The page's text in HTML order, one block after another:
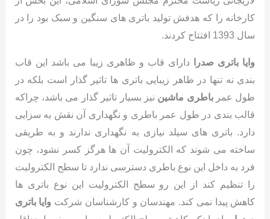
کارخانه را که هدفش تولید باتری های سنگین و سبک بود را در
سال 1393 افتتاح کردند.
وایا باتری صدرا دارای قاب و ظاهری زیبا می باشد این قاب
بندی نه تنها در ظاهر زیبایی باتری ها تاثیر گذار است بلکه در
طول عمرباطری ماشین نیز بسیار تاثیر گذار می باشد، چراکه
قالب بندی در طول عمر باطری و نگهداری آن نقش به سزایی
دارد. باتری های سیلد نیازی به نگهداری ندارند و به طریقی
ساخته می شوند که الکترولیت آن ها هرگز کسر نشود، چون
فرد به داخل این نوع باطری دسترسی ندارد تا سطح الکترولیت
را تنظیم کند از این رو سطح الکترولیت این نوع باتری ها
کاهش پیدا نمی کند. مهندسان و کارشناسان شرکت وایا باتری